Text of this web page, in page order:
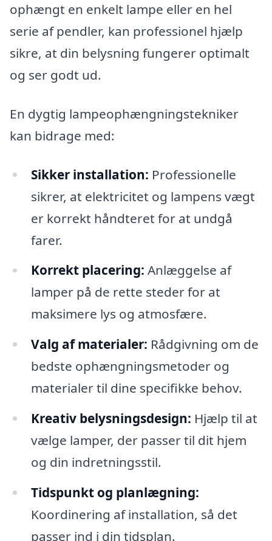
ophængt en enkelt lampe eller en hel
serie af pendler, kan professionel hjælp
sikre, at din belysning fungerer optimalt
og ser godt ud.
En dygtig lampeophængningstekniker
kan bidrage med:
Sikker installation: Professionelle
sikrer, at elektricitet og lampens vægt
er korrekt håndteret for at undgå
farer.
Korrekt placering: Anlæggelse af
lamper på de rette steder for at
maksimere lys og atmosfære.
Valg af materialer: Rådgivning om de
bedste ophængningsmetoder og
materialer til dine specifikke behov.
Kreativ belysningsdesign: Hjælp til at
vælge lamper, der passer til dit hjem
og din indretningsstil.
Tidspunkt og planlægning:
Koordinering af installation, så det
passer ind i din tidsplan.